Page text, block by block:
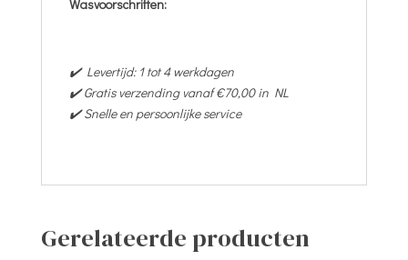
Wasvoorschriften:
✔️ Levertijd: 1 tot 4 werkdagen
✔️ Gratis verzending vanaf €70,00 in NL
✔️ Snelle en persoonlijke service
Gerelateerde producten